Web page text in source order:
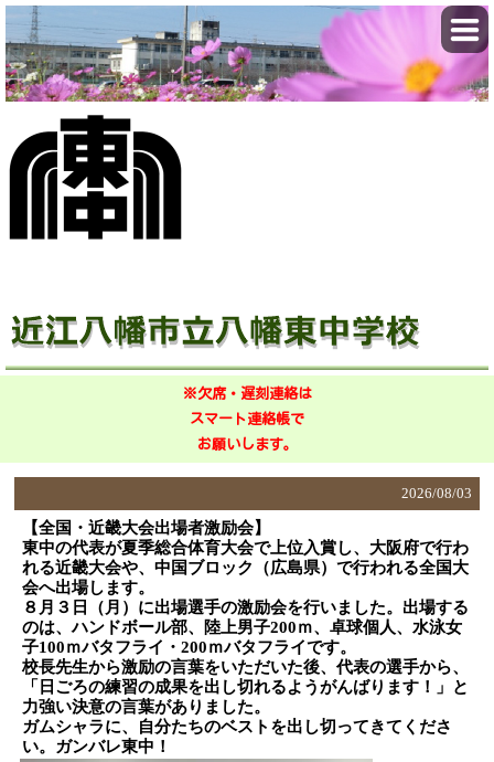
※欠席・遅刻連絡は
スマート連絡帳で
お願いします。
2026/08/03
【全国・近畿大会出場者激励会】
東中の代表が夏季総合体育大会で上位入賞し、大阪府で行わ
れる近畿大会や、中国ブロック（広島県）で行われる全国大
会へ出場します。
８月３日（月）に出場選手の激励会を行いました。出場する
のは、ハンドボール部、陸上男子200ｍ、卓球個人、水泳女
子100ｍバタフライ・200ｍバタフライです。
校長先生から激励の言葉をいただいた後、代表の選手から、
「日ごろの練習の成果を出し切れるようがんばります！」と
力強い決意の言葉がありました。
ガムシャラに、自分たちのベストを出し切ってきてくださ
い。ガンバレ東中！